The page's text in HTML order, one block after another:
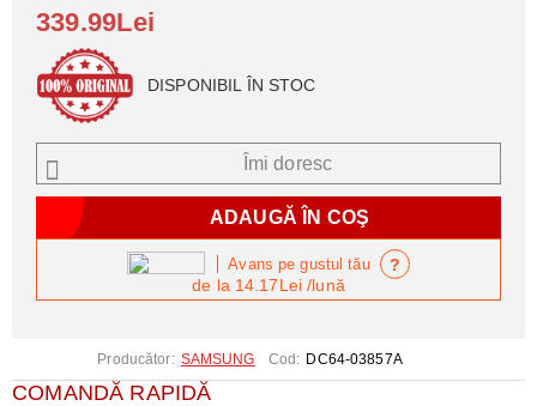
Producător: SAMSUNG Cod: DC64-03857A
COMANDĂ RAPIDĂ
339.99Lei
DISPONIBIL ÎN STOC
Îmi doresc
de la 14.17Lei/lună
Avans pe gustul tău ?